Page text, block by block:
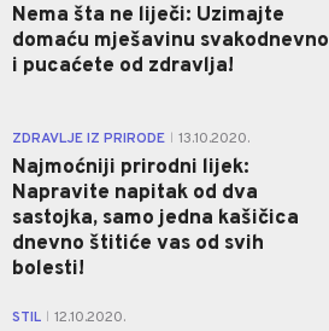
Nema šta ne liječi: Uzimajte
domaću mješavinu svakodnevno
i pucaćete od zdravlja!
ZDRAVLJE IZ PRIRODE 13.10.2020.
Najmoćniji prirodni lijek:
Napravite napitak od dva
sastojka, samo jedna kašičica
dnevno štitiće vas od svih
bolesti!
STIL 12.10.2020.